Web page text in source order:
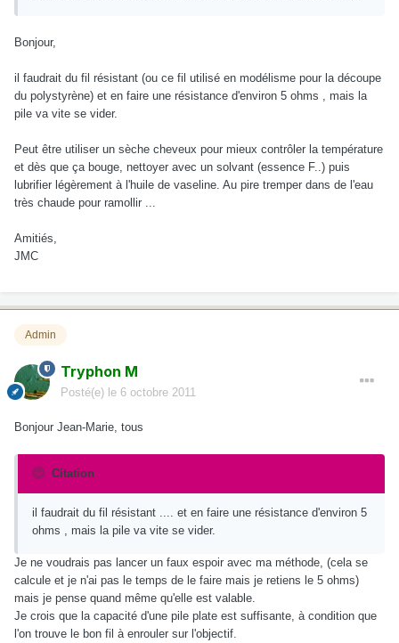
Bonjour,
il faudrait du fil résistant (ou ce fil utilisé en modélisme pour la découpe
du polystyrène) et en faire une résistance d'environ 5 ohms , mais la
pile va vite se vider.
Peut être utiliser un sèche cheveux pour mieux contrôler la température
et dès que ça bouge, nettoyer avec un solvant (essence F..) puis
lubrifier légèrement à l'huile de vaseline. Au pire tremper dans de l'eau
très chaude pour ramollir ...
Amitiés,
JMC
Admin
Tryphon M
Posté(e) le 6 octobre 2011
Bonjour Jean-Marie, tous
Citation
il faudrait du fil résistant .... et en faire une résistance d'environ 5
ohms , mais la pile va vite se vider.
Je ne voudrais pas lancer un faux espoir avec ma méthode, (cela se
calcule et je n'ai pas le temps de le faire mais je retiens le 5 ohms)
mais je pense quand même qu'elle est valable.
Je crois que la capacité d'une pile plate est suffisante, à condition que
l'on trouve le bon fil à enrouler sur l'objectif.